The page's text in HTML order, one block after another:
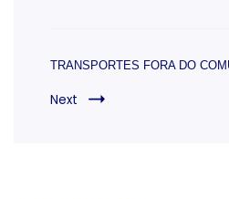
TRANSPORTES FORA DO
Next